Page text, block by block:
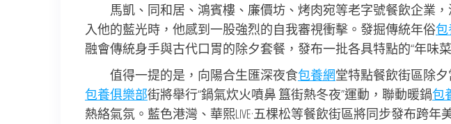
馬凱、同和居、鴻賓樓、廉價坊、烤肉宛等老字號餐飲企業
入他的藍光時，他感到一股強烈的自我審視衝擊。發掘傳統年俗包
融會傳統身手與古代口胃的除夕套餐，發布一批各具特點的“年味菜
值得一提的是，向陽合生匯深夜食包養網堂特點餐飲街區除
包養俱樂部街將舉行“鍋氣炊火噴鼻 簋街熱冬夜”運動，聯動暖鍋包
熱絡氣氛。藍色港灣、華熙LIVE·五棵松等餐飲街區將同步發布跨年